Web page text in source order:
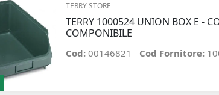
TERRY STORE
TERRY 1000524 UNION BOX E -
COMPONIBILE
Cod: 00146821 Cod Fornitore: